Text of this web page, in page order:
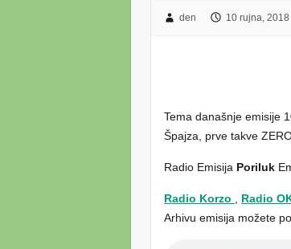
den 10 rujna, 2018
Tema današnje emisije
Špajza, prve takve
Radio Emisija Poriluk
Radio Korzo Radio
Arhivu emisija možete